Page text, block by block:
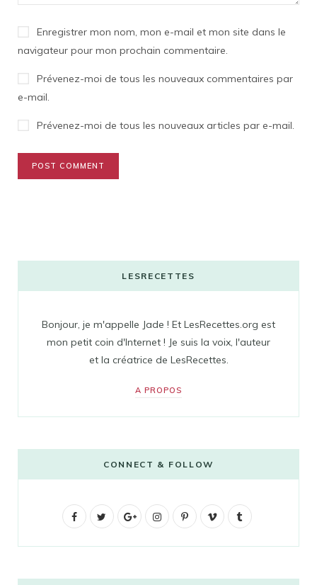
Enregistrer mon nom, mon e-mail et mon site dans le
navigateur pour mon prochain commentaire.
Prévenez-moi de tous les nouveaux commentaires par
e-mail.
Prévenez-moi de tous les nouveaux articles par e-mail.
LESRECETTES
Bonjour, je m'appelle Jade ! Et LesRecettes.org est
mon petit coin d'Internet ! Je suis la voix, l'auteur
et la créatrice de LesRecettes.
A PROPOS
CONNECT & FOLLOW
F
G
I
P
V